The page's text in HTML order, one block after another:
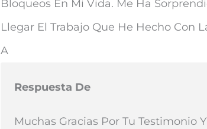
Bloqueos En Mi Vida. Me Ha
Llegar El Trabajo Que He Hecho Con
A
Respuesta De
Muchas Gracias Por Tu Testimonio